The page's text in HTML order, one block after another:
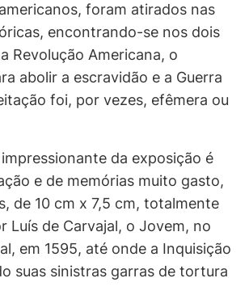
foram atirados nas
encontrando-se nos dois
Revolução Americana, o
abolir a escravidão e a Guerra
foi, por vezes, efêmera ou
da exposição é
e de memórias muito gasto,
de 10 cm x 7,5 cm, totalmente
Luís de Carvajal, o Jovem, no
em 1595, até onde a Inquisição
suas sinistras garras de tortura